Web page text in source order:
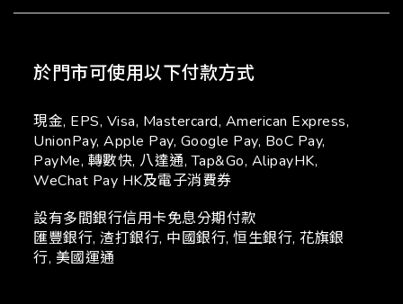
於門市可使用以下付款方式
現金, EPS, Visa, Mastercard, American Express,
UnionPay, Apple Pay, Google Pay, BoC Pay,
PayMe, 轉數快, 八達通, Tap&Go, AlipayHK,
WeChat Pay HK及電子消費券
設有多間銀行信用卡免息分期付款
匯豐銀行, 渣打銀行, 中國銀行, 恒生銀行, 花旗銀
行, 美國運通